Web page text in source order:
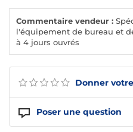
Donner
Poser une question
Commentaire vendeur :
l'équipement de bureau et
à 4 jours ouvrés